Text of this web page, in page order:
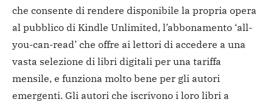
che consente di rendere disponibile la propria opera
al pubblico di Kindle Unlimited, l’abbonamento ‘all-
you-can-read’ che offre ai lettori di accedere a una
vasta selezione di libri digitali per una tariffa
mensile, e funziona molto bene per gli autori
emergenti. Gli autori che iscrivono i loro libri a